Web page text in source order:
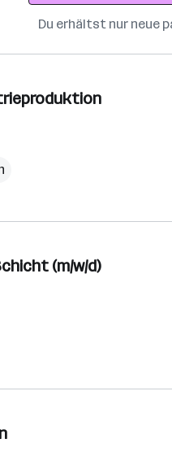
Du erhältst nur neue
(m/w/d)